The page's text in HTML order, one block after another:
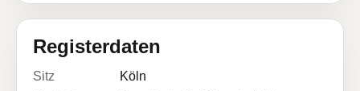
Registerdaten
Sitz
Köln